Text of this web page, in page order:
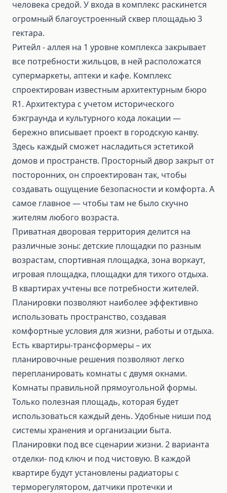
человека средой. У входа в комплекс раскинется
огромный благоустроенный сквер площадью 3
гектара.
Ритейл - аллея на 1 уровне комплекса закрывает
все потребности жильцов, в ней расположатся
супермаркеты, аптеки и кафе. Комплекс
спроектирован известным архитектурным бюро
R1. Архитектура с учетом исторического
бэкграунда и культурного кода локации —
бережно вписывает проект в городскую канву.
Здесь каждый сможет насладиться эстетикой
домов и пространств. Просторный двор закрыт от
посторонних, он спроектирован так, чтобы
создавать ощущение безопасности и комфорта. А
самое главное — чтобы там не было скучно
жителям любого возраста.
Приватная дворовая территория делится на
различные зоны: детские площадки по разным
возрастам, спортивная площадка, зона воркаут,
игровая площадка, площадки для тихого отдыха.
В квартирах учтены все потребности жителей.
Планировки позволяют наиболее эффективно
использовать пространство, создавая
комфортные условия для жизни, работы и отдыха.
Есть квартиры-трансформеры – их
планировочные решения позволяют легко
перепланировать комнаты с двумя окнами.
Комнаты правильной прямоугольной формы.
Только полезная площадь, которая будет
использоваться каждый день. Удобные ниши под
системы хранения и организации быта.
Планировки под все сценарии жизни. 2 варианта
отделки- под ключ и под чистовую. В каждой
квартире будут установлены радиаторы с
терморегулятором, датчики протечки и